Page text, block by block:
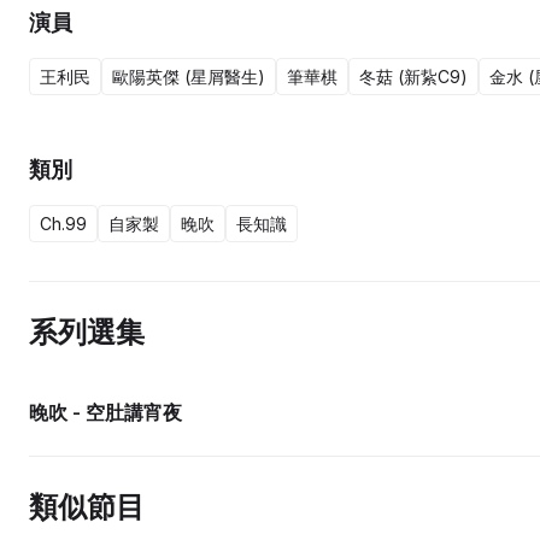
演員
王利民 歐陽英傑 (星屑醫生) 筆華棋 冬菇 (新紥C9) 金水 (
類別
Ch.99 自家製 晚吹 長知識
系列選集
晚吹 - 空肚講宵夜
類似節目